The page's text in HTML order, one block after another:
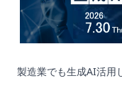
製造業でも生成AI活